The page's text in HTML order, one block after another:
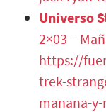
Universo
2×03 –
https://
trek-
manana-